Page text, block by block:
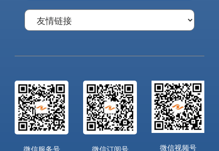
微信服务号 微信订阅号 微信视频号